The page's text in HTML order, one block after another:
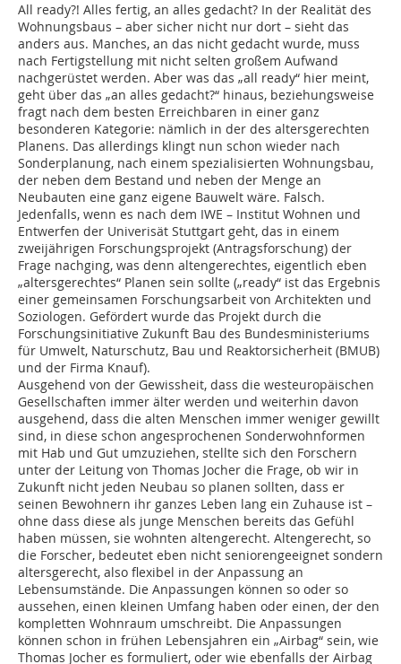
All ready?! Alles fertig, an alles gedacht? In der Realität des
Wohnungsbaus – aber sicher nicht nur dort – sieht das
anders aus. Manches, an das nicht gedacht wurde, muss
nach Fertigstellung mit nicht selten großem Aufwand
nachgerüstet werden. Aber was das „all ready“ hier meint,
geht über das „an alles gedacht?“ hinaus, beziehungsweise
fragt nach dem besten Erreichbaren in einer ganz
besonderen Kategorie: nämlich in der des altersgerechten
Planens. Das allerdings klingt nun schon wieder nach
Sonderplanung, nach einem spezialisierten Wohnungsbau,
der neben dem Bestand und neben der Menge an
Neubauten eine ganz eigene Bauwelt wäre. Falsch.
Jedenfalls, wenn es nach dem IWE – Institut Wohnen und
Entwerfen der Univerisät Stuttgart geht, das in einem
zweijährigen Forschungsprojekt (Antragsforschung) der
Frage nachging, was denn altengerechtes, eigentlich eben
„altersgerechtes“ Planen sein sollte („ready“ ist das Ergebnis
einer gemeinsamen Forschungsarbeit von Architekten und
Soziologen. Gefördert wurde das Projekt durch die
Forschungsinitiative Zukunft Bau des Bundesministeriums
für Umwelt, Naturschutz, Bau und Reaktorsicherheit (BMUB)
und der Firma Knauf).
Ausgehend von der Gewissheit, dass die westeuropäischen
Gesellschaften immer älter werden und weiterhin davon
ausgehend, dass die alten Menschen immer weniger gewillt
sind, in diese schon angesprochenen Sonderwohnformen
mit Hab und Gut umzuziehen, stellte sich den Forschern
unter der Leitung von Thomas Jocher die Frage, ob wir in
Zukunft nicht jeden Neubau so planen sollten, dass er
seinen Bewohnern ihr ganzes Leben lang ein Zuhause ist –
ohne dass diese als junge Menschen bereits das Gefühl
haben müssen, sie wohnten altengerecht. Altengerecht, so
die Forscher, bedeutet eben nicht seniorengeeignet sondern
altersgerecht, also flexibel in der Anpassung an
Lebensumstände. Die Anpassungen können so oder so
aussehen, einen kleinen Umfang haben oder einen, der den
kompletten Wohnraum umschreibt. Die Anpassungen
können schon in frühen Lebensjahren ein „Airbag“ sein, wie
Thomas Jocher es formuliert, oder wie ebenfalls der Airbag